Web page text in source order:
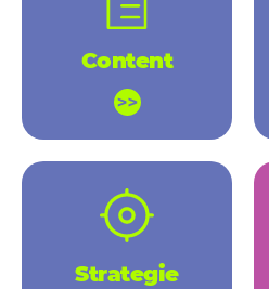
Content
Strategie